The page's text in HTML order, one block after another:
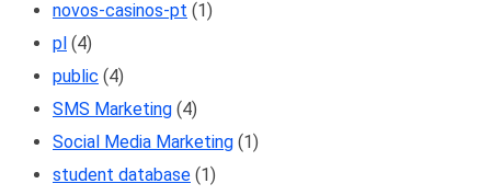
novos-casinos-pt (1)
pl (4)
public (4)
SMS Marketing (4)
Social Media Marketing (1)
student database (1)